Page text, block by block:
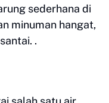
sederhana di
minuman hangat,
.